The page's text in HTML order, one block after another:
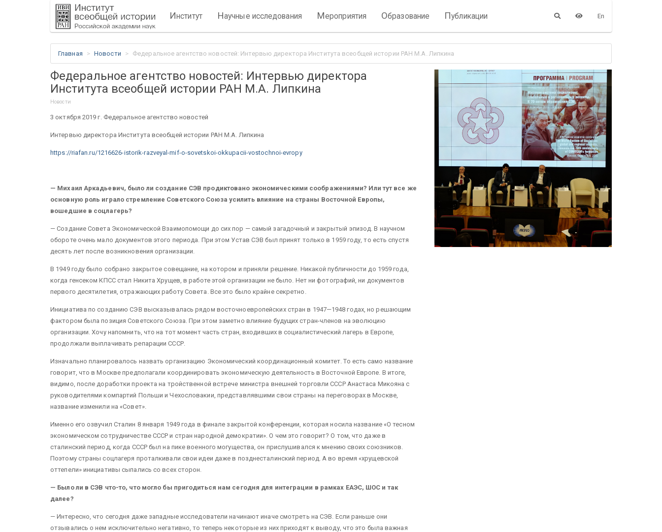
Институт Научные исследования Мероприятия Образование Публикации En
Главная Новости Федеральное агентство новостей: Интервью директора Института всеобщей истории РАН М.А. Липкина
Федеральное агентство новостей: Интервью директора
Института всеобщей истории РАН М.А. Липкина
Новости
3 октября 2019 г. Федеральное агентство новостей
Интервью директора Института всеобщей истории РАН М.А. Липкина
https://riafan.ru/1216626-istorik-razveyal-mif-o-sovetskoi-okkupacii-vostochnoi-evropy
— Михаил Аркадьевич, было ли создание СЭВ продиктовано экономическими соображениями? Или тут все же
основную роль играло стремление Советского Союза усилить влияние на страны Восточной Европы,
вошедшие в соцлагерь?
— Создание Совета Экономической Взаимопомощи до сих пор — самый загадочный и закрытый эпизод. В научном
обороте очень мало документов этого периода. При этом Устав СЭВ был принят только в 1959 году, то есть спустя
десять лет после возникновения организации.
В 1949 году было собрано закрытое совещание, на котором и приняли решение. Никакой публичности до 1959 года,
когда генсеком КПСС стал Никита Хрущев, в работе этой организации не было. Нет ни фотографий, ни документов
первого десятилетия, отражающих работу Совета. Все это было крайне секретно.
Инициатива по созданию СЭВ высказывалась рядом восточноевропейских стран в 1947—1948 годах, но решающим
фактором была позиция Советского Союза. При этом заметно влияние будущих стран-членов на эволюцию
организации. Хочу напомнить, что на тот момент часть стран, входивших в социалистический лагерь в Европе,
продолжали выплачивать репарации СССР.
Изначально планировалось назвать организацию Экономический координационный комитет. То есть само название
говорит, что в Москве предполагали координировать экономическую деятельность в Восточной Европе. В итоге,
видимо, после доработки проекта на тройственной встрече министра внешней торговли СССР Анастаса Микояна с
руководителями компартий Польши и Чехословакии, представлявшими свои страны на переговорах в Москве,
название изменили на «Совет».
Именно его озвучил Сталин 8 января 1949 года в финале закрытой конференции, которая носила название «О тесном
экономическом сотрудничестве СССР и стран народной демократии». О чем это говорит? О том, что даже в
сталинский период, когда СССР был на пике военного могущества, он прислушивался к мнению своих союзников.
Поэтому страны соцлагеря проталкивали свои идеи даже в позднесталинский период. А во время «хрущевской
оттепели» инициативы сыпались со всех сторон.
— Было ли в СЭВ что-то, что могло бы пригодиться нам сегодня для интеграции в рамках ЕАЭС, ШОС и так
далее?
— Интересно, что сегодня даже западные исследователи начинают иначе смотреть на СЭВ. Если раньше они
отзывались о нем исключительно негативно, то теперь некоторые из них приходят к выводу, что это была важная